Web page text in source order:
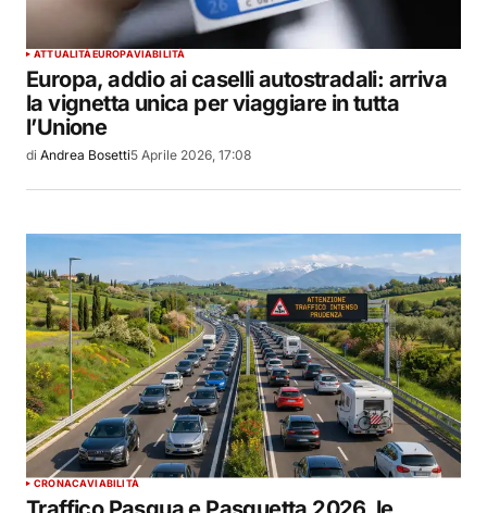
ATTUALITÀEUROPAVIABILITÀ
Europa, addio ai caselli autostradali: arriva
la vignetta unica per viaggiare in tutta
l’Unione
di Andrea Bosetti5 Aprile 2026, 17:08
CRONACAVIABILITÀ